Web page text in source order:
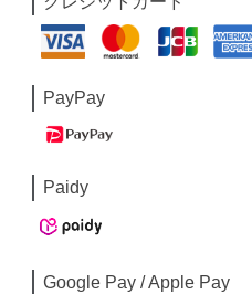
PayPay
Paidy
Google Pay / Apple Pay